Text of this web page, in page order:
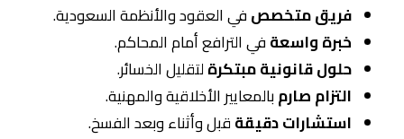
فريق متخصصفي العقود والأنظمة السعودية.
خبرة واسعةفي الترافع أمام المحاكم.
حلول قانونية مبتكرةلتقليل الخسائر.
التزام صارمبالمعايير الأخلاقية والمهنية.
استشارات دقيقةقبل وأثناء وبعد الفسخ.